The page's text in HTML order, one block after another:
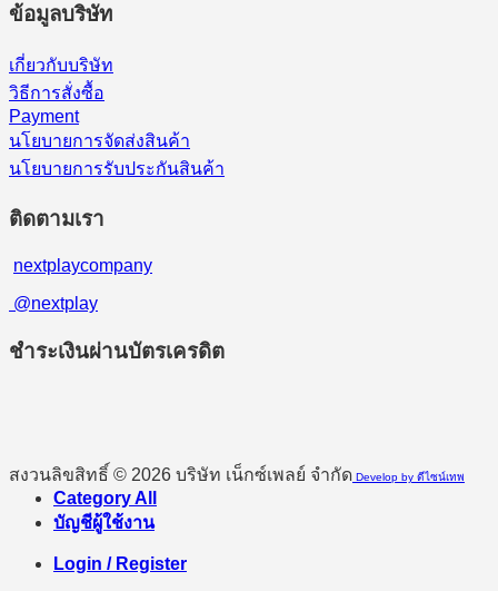
ข้อมูลบริษัท
เกี่ยวกับบริษัท
วิธีการสั่งซื้อ
Payment
นโยบายการจัดส่งสินค้า
นโยบายการรับประกันสินค้า
ติดตามเรา
nextplaycompany
@nextplay
ชำระเงินผ่านบัตรเครดิต
สงวนลิขสิทธิ์ © 2026 บริษัท เน็กซ์เพลย์ จำกัด Develop by ดีไซน์เทพ
Category All
บัญชีผู้ใช้งาน
Login / Register